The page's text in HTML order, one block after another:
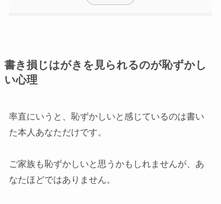
書き損じはがきを見られるのが恥ずかし
い心理
率直にいうと、恥ずかしいと感じているのは書い
た本人あなただけです。
ご家族も恥ずかしいと思うかもしれませんが、あ
なたほどではありません。